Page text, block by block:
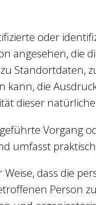
oder
angesehen, die
Standortdaten,
die
dieser
Vorgang
umfasst
dass die
Person